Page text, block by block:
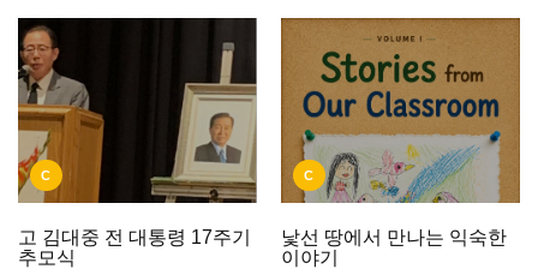
C
고 김대중 전 대통령 17주기
추모식
C
낯선 땅에서 만나는 익숙한
이야기